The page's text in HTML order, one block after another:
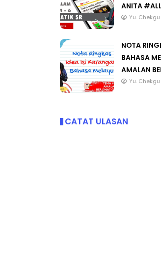
ANITA
Yu. Chekgu
NOTA
BAHASA
AMALAN
Yu. Chekgu
CATAT ULASAN